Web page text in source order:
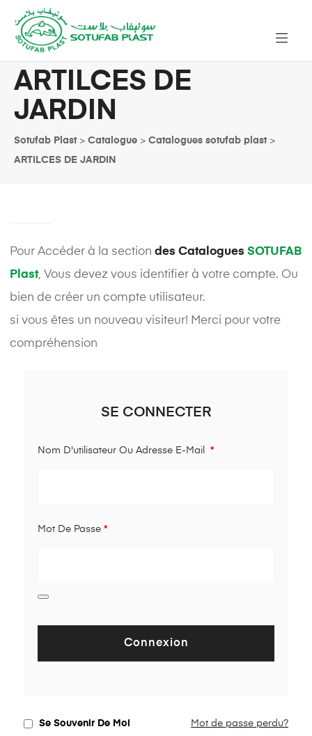
Sotufab Plast> Catalogue > Catalogues sotufab plast>
ARTILCES DE JARDIN
ARTILCES DE
JARDIN
Pour Accéder à la section des Catalogues SOTUFAB
Plast, Vous devez vous identifier à votre compte. Ou
bien de créer un compte utilisateur.
si vous êtes un nouveau visiteur! Merci pour votre
compréhension
SE CONNECTER
Nom D'utilisateur Ou Adresse E-Mail *
Mot De Passe *
Connexion
Se Souvenir De Moi Mot de passe perdu?